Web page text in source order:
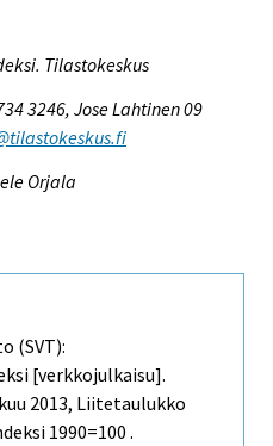
Tilastokeskus
3246, Jose Lahtinen 09
Orjala
(SVT):
[verkkojulkaisu].
2013, Liitetaulukko
1990=100 .